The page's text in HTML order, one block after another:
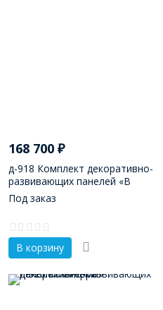
168 700₽
д-918 Комплект декоративно-
развивающих панелей «В
гости к бабушке»
Под заказ
В корзину